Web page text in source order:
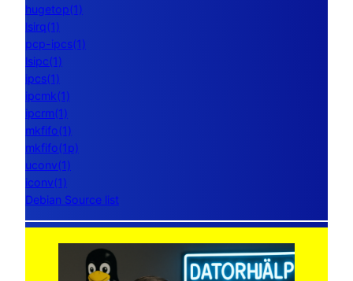
hugetop(1)
lsirq(1)
pcp-ipcs(1)
lsipc(1)
ipcs(1)
ipcmk(1)
ipcrm(1)
mkfifo(1)
mkfifo(1p)
uconv(1)
iconv(1)
Debian Source list